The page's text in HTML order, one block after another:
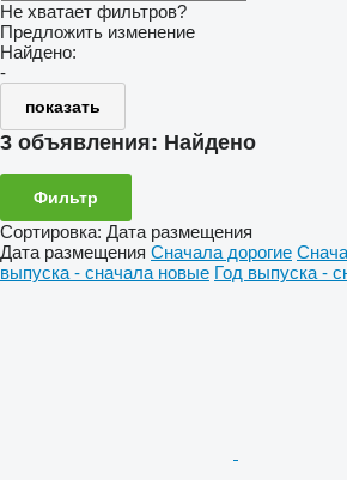
Не хватает фильтров?
Предложить изменение
Найдено:
-
показать
3 объявления: Найдено
Фильтр
Сортировка: Дата размещения
Дата размещения Сначала дорогие
выпуска - сначала новые Год выпуска -